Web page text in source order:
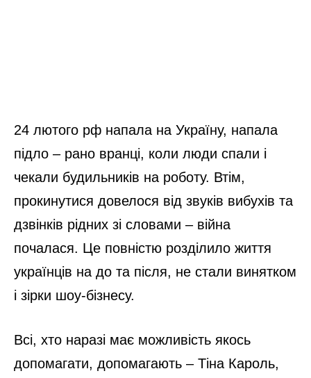
24 лютого рф напала на Україну, напала
підло – рано вранці, коли люди спали і
чекали будильників на роботу. Втім,
прокинутися довелося від звуків вибухів та
дзвінків рідних зі словами – війна
почалася. Це повністю розділило життя
українців на до та після, не стали винятком
і зірки шоу-бізнесу.
Всі, хто наразі має можливість якось
допомагати, допомагають – Тіна Кароль,